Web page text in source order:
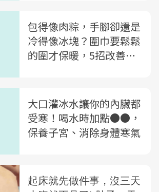
包得像肉粽，手腳卻還是
冷得像冰塊？圍巾要鬆鬆
的圍才保暖，5招改善末
大口灌冰水讓你的內臟都
受寒！喝水時加點●●，
保養子宮、消除身體寒氣